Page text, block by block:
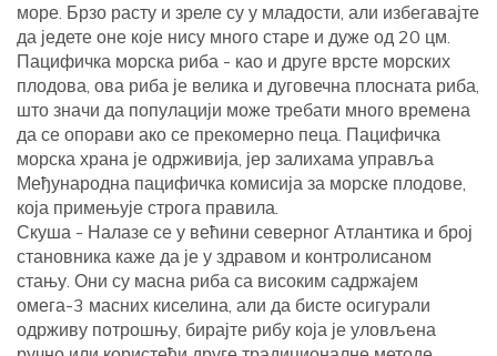
море. Брзо расту и зреле су у младости, али избегавајте
да једете оне које нису много старе и дуже од 20 цм.
Пацифичка морска риба - као и друге врсте морских
плодова, ова риба је велика и дуговечна плосната риба,
што значи да популацији може требати много времена
да се опорави ако се прекомерно пеца. Пацифичка
морска храна је одрживија, јер залихама управља
Међународна пацифичка комисија за морске плодове,
која примењује строга правила.
Скуша - Налазе се у већини северног Атлантика и број
становника каже да је у здравом и контролисаном
стању. Они су масна риба са високим садржајем
омега-3 масних киселина, али да бисте осигурали
одрживу потрошњу, бирајте рибу која је уловљена